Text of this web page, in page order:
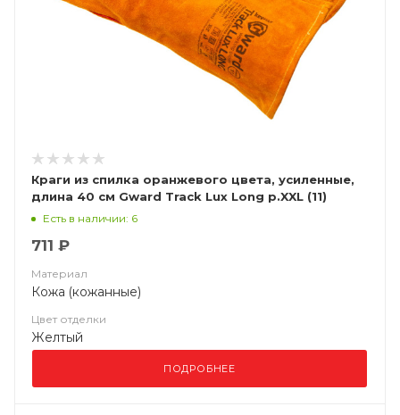
Краги из спилка оранжевого цвета, усиленные,
длина 40 см Gward Track Lux Long р.XXL (11)
Есть в наличии: 6
711 ₽
Материал
Кожа (кожанные)
Цвет отделки
Желтый
ПОДРОБНЕЕ